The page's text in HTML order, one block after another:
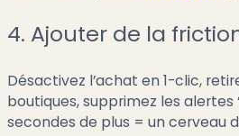
4. Ajouter de la
Désactivez l’achat en 1-clic,
boutiques, supprimez les alertes
secondes de plus = un cerveau